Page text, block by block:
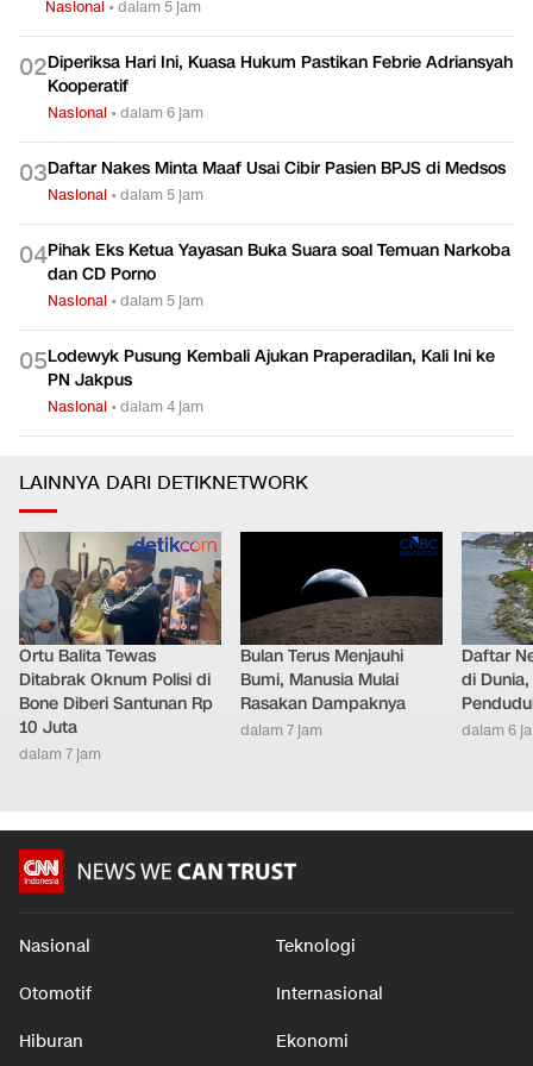
Nasional •dalam 5 jam
02Diperiksa Hari Ini, Kuasa Hukum Pastikan Febrie Adriansyah
Kooperatif
Nasional •dalam 6 jam
03Daftar Nakes Minta Maaf Usai Cibir Pasien BPJS di Medsos
Nasional •dalam 5 jam
04Pihak Eks Ketua Yayasan Buka Suara soal Temuan Narkoba
dan CD Porno
Nasional •dalam 5 jam
05Lodewyk Pusung Kembali Ajukan Praperadilan, Kali Ini ke
PN Jakpus
Nasional •dalam 4 jam
LAINNYA DARI DETIKNETWORK
Ortu Balita Tewas
Ditabrak Oknum Polisi di
Bone Diberi Santunan Rp
10 Juta
dalam 7 jam
Bulan Terus Menjauhi
Bumi, Manusia Mulai
Rasakan Dampaknya
dalam 7 jam
Daftar
di
dalam 6
Nasional Teknologi
Otomotif Internasional
Hiburan Ekonomi